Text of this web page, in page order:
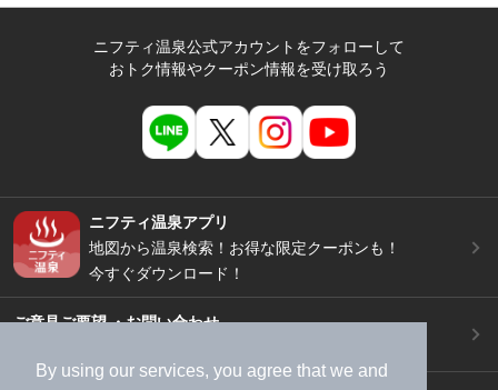
By using our services, you agree that we and
ニフティ温泉公式アカウントをフォローして
おトク情報やクーポン情報を受け取ろう
ニフティ温泉アプリ
地図から温泉検索！お得な限定クーポンも！
今すぐダウンロード！
ご意見ご要望 ・お問い合わせ